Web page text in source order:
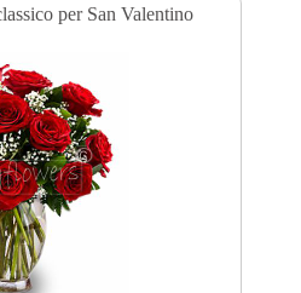
per San Valentino